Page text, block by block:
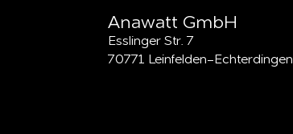
Anawatt GmbH
Esslinger Str. 7
70771 Leinfelden-Echterdingen